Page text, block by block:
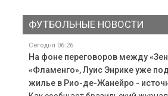
ФУТБОЛЬНЫЕ НОВОСТИ
Сегодня 06:26
На фоне переговоров между
«Фламенго», Луис Энрике уже
жилье в Рио-де-Жанейро -